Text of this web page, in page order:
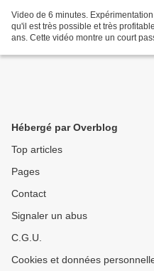
Video de 6 minutes.
qu'il est très possible et très
ans. Cette vidéo montre un court
Hébergé par Overblog
Top articles
Pages
Contact
Signaler un abus
C.G.U.
Cookies et données